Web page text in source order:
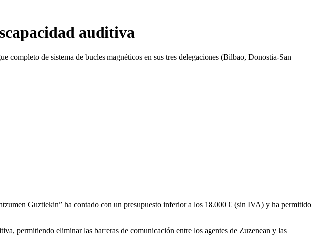
auditiva
de sistema de bucles magnéticos en sus tres delegaciones (Bilbao, Donostia-San
Guztiekin” ha contado con un presupuesto inferior a los 18.000 € (sin IVA) y ha permitido
permitiendo eliminar las barreras de comunicación entre los agentes de Zuzenean y las